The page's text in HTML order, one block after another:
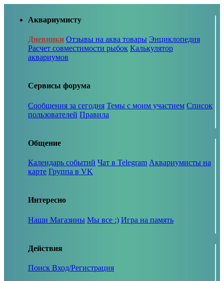
Аквариумисту
Дневники Отзывы на аква товары Энциклопедия
Расчет совместимости рыбок Калькулятор
аквариумов
Сервисы форума
Сообщения за сегодня Темы с моим участием Список
пользователей Правила
Общение
Календарь событий Чат в Telegram Аквариумисты на
карте Группа в VK
Интересно
Наши Магазины Мы все :) Игра на память
Действия
Поиск Вход/Регистрация